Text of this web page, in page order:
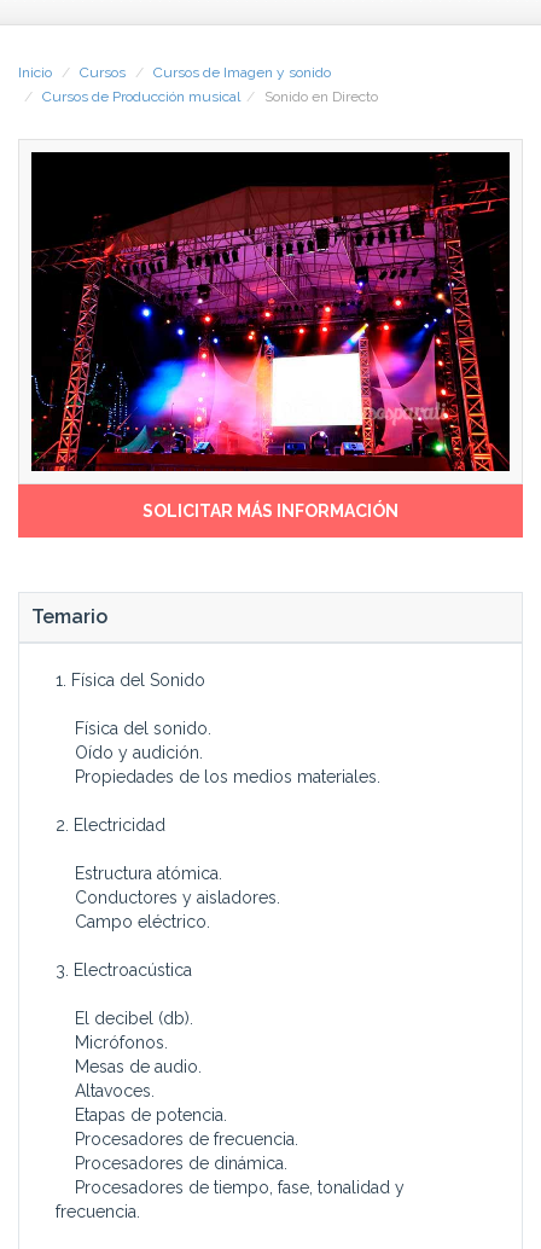
sonido profesional, también
los controles de monitores,
el manejo y montaje de
control de PA, las técnicas
antifeedback.
Con este curso de sonido en
directo serás capaz de
decidir la ubicación de las
fuentes de sonido, conocer
las técnicas sonoras, de
electroacústica... y formarte
como profesional del sector.
Ser capaz de comprender
las diferentes
especificaciones y
cualidades del sistema al
cual se enfrenta, para poder
así elegir la mejor opción a la
hora del evento.
Tener la capacidad de
decidir donde y como hacer
la correcta colocación de la
o las distintas fuentes
sonoras
Saber realizar el control
de sonido (FOH)
Inicio Cursos
Cursos de Imagen y sonido
Cursos de Producción musical
Sonido en Directo
SOLICITAR MÁS INFORMACIÓN
Temario
1. Física del Sonido
Física del sonido.
Oído y audición.
Propiedades de los medios materiales.
2. Electricidad
Estructura atómica.
Conductores y aisladores.
Campo eléctrico.
3. Electroacústica
El decibel (db).
Micrófonos.
Mesas de audio.
Altavoces.
Etapas de potencia.
Procesadores de frecuencia.
Procesadores de dinámica.
Procesadores de tiempo, fase, tonalidad y
frecuencia.